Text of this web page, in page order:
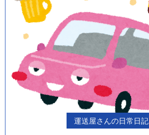
運送屋さんの日常日記